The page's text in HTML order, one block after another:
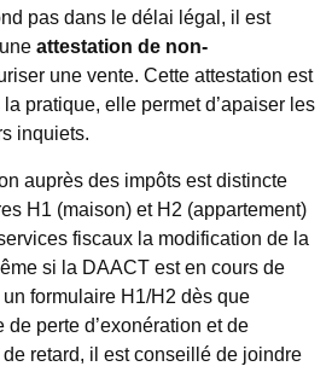
pas dans le délai légal, il est
attestation de non-
une vente. Cette attestation est
pratique, elle permet d’apaiser les
inquiets.
auprès des impôts est distincte
H1 (maison) et H2 (appartement)
fiscaux la modification de la
si la DAACT est en cours de
formulaire H1/H2 dès que
perte d’exonération et de
retard, il est conseillé de joindre